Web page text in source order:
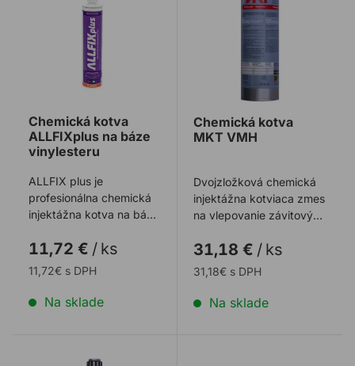
Chemická kotva
ALLFIXplus na báze
vinylesteru
ALLFIX plus je
profesionálna chemická
injektážna kotva na báze
zaťaženia
11,72 € / ks
11,72€ s DPH
Na sklade
Chemická kotva
MKT VMH
Dvojzložková chemická
injektážna kotviaca zmes
na vlepovanie závitových
výstuže ...
31,18 € / ks
31,18€ s DPH
Na sklade
Chemická kotva MKT VMZ